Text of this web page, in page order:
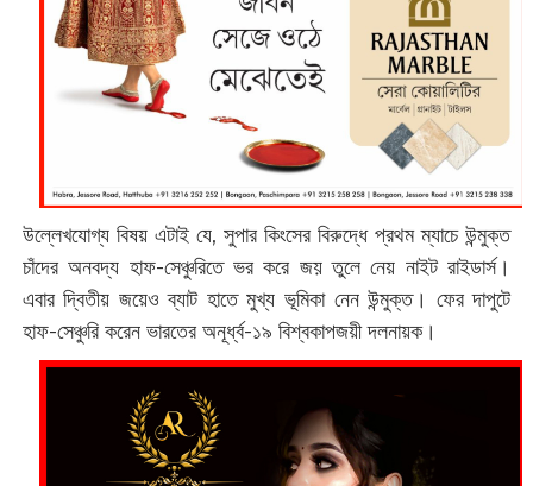
উল্লেখযোগ্য বিষয় এটাই যে, সুপার কিংসের বিরুদ্ধে প্রথম ম্যাচে উন্মুক্ত
চাঁদের অনবদ্য হাফ-সেঞ্চুরিতে ভর করে জয় তুলে নেয় নাইট রাইডার্স।
এবার দ্বিতীয় জয়েও ব্যাট হাতে মুখ্য ভূমিকা নেন উন্মুক্ত। ফের দাপুটে
হাফ-সেঞ্চুরি করেন ভারতের অনূর্ধ্ব-১৯ বিশ্বকাপজয়ী দলনায়ক।